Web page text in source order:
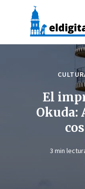
El
Okuda:
3 min